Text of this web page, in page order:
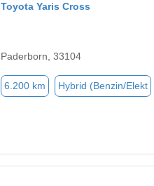
Toyota Yaris Cross
Paderborn, 33104
6.200 km Hybrid (Benzin/Elekt